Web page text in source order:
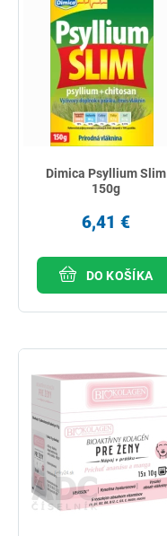
Dimica Psyllium Slim
150g
6,41 €
DO KOŠÍKA